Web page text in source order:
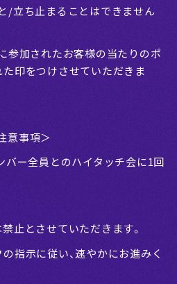
/立ち止まることはできません
参加されたお客様の当たりのポ
た印をつけさせていただきま
意事項＞
バー全員とのハイタッチ会に1回
止とさせていただきます。
指示に従い、速やかにお進みく